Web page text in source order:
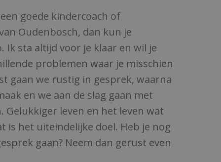
goede kindercoach of
Oudenbosch, dan kun je
sta altijd voor je klaar en wil je
problemen waar je misschien
gaan we rustig in gesprek, waarna
en we aan de slag gaan met
Gelukkiger leven en het leven wat
is het uiteindelijke doel. Heb je nog
gaan? Neem dan gerust even